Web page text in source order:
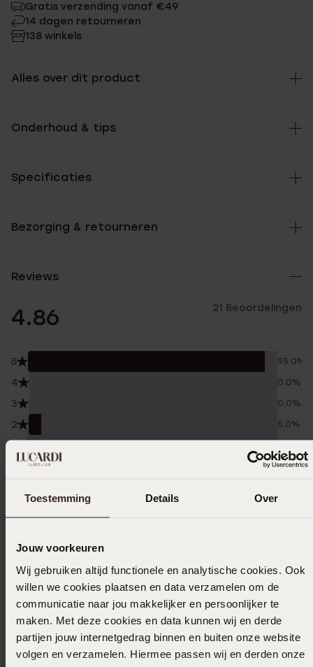
Toestemming Details Over
Jouw voorkeuren
Wij gebruiken altijd functionele en analytische cookies. Ook
willen we cookies plaatsen en data verzamelen om de
communicatie naar jou makkelijker en persoonlijker te
maken. Met deze cookies en data kunnen wij en derde
partijen jouw internetgedrag binnen en buiten onze website
volgen en verzamelen. Hiermee passen wij en derden onze
Gratis verzending vanaf €49
14 dagen retourneren
138 winkels
Alles over dit product
Onderhoud & tips
Specificaties
Bezorging & retourneren
Reviews
4.86 21 Beoordelingen
5 95.0%
4 0.0%
3 0.0%
2 5.0%
Trusted shops
Filter
01-01-2026 - Jolanda Van Kleef
Hele mooie bedels van Lucardi jammer dat
ze er uitgaan.